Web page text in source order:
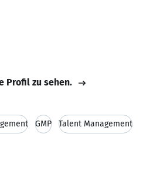
Profil zu sehen.
GMP Talent Management